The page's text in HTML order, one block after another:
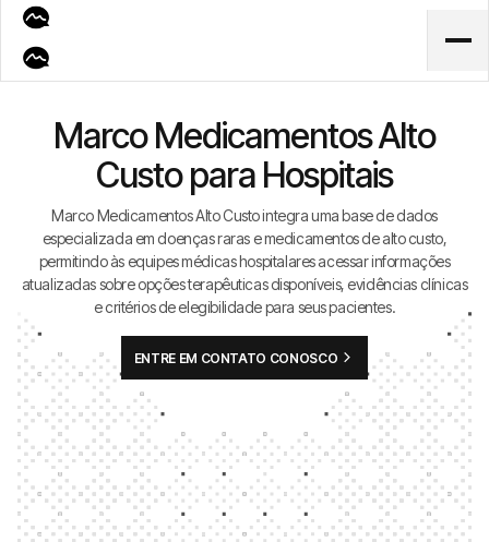
Marco Medicamentos Alto
Custo para Hospitais
Marco Medicamentos Alto Custo integra uma base de dados
especializada em doenças raras e medicamentos de alto custo,
permitindo às equipes médicas hospitalares acessar informações
atualizadas sobre opções terapêuticas disponíveis, evidências clínicas
e critérios de elegibilidade para seus pacientes.
ENTRE EM CONTATO CONOSCO